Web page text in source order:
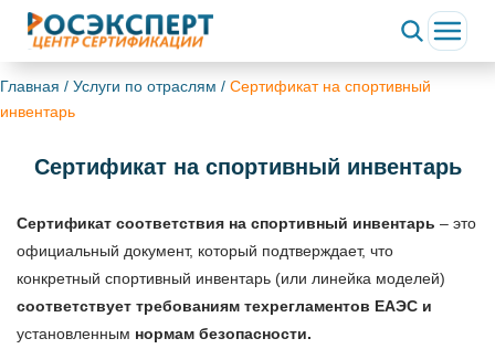
Главная / Услуги по отраслям / Сертификат на спортивный
инвентарь
Сертификат на спортивный инвентарь
Сертификат соответствия на спортивный инвентарь – это
официальный документ, который подтверждает, что
конкретный спортивный инвентарь (или линейка моделей)
соответствует требованиям техрегламентов ЕАЭС и
установленным нормам безопасности.